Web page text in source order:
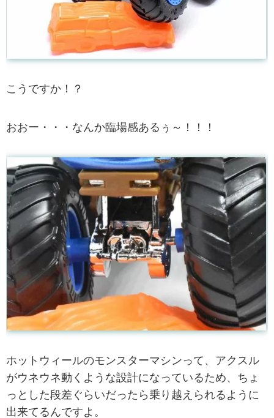
こうですか！？
おおー・・・なんか臨場感あるぅ～！！！
ホットウィールのモンスターマシンって、アクスル
がウネウネ動くような設計になっているため、ちょ
っとした段差ぐらいだったら乗り越えられるように
出来てるんですよ。